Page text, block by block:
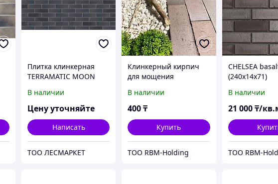
Плитка клинкерная
TERRAMATIC MOON
240мм*71мм*14мм,
черная, луна.
В наличии
Цену уточняйте
Написать
ТОО ЛЕСМАРКЕТ
Клинкерный кирпич
для мощения
размер 250*80*52
В наличии
400₸
Купить
ТОО RBM-Holding
CHELSEA
(240x14x71)
В наличии
21 000 ₸/
ТОО RBM-